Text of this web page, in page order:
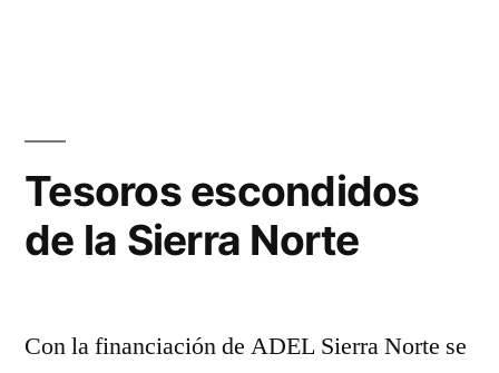
Tesoros escondidos
de la Sierra Norte
Con la financiación de ADEL Sierra Norte se